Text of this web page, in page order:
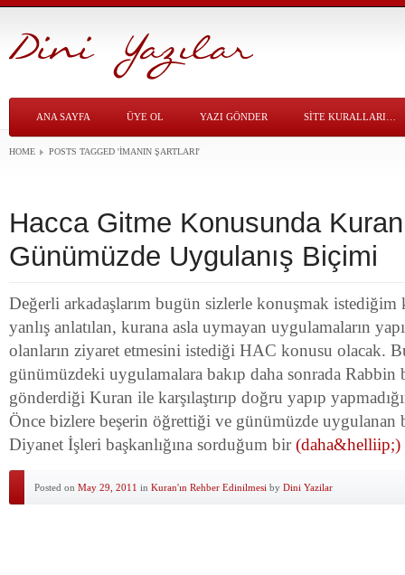
ANA SAYFA ÜYE OL YAZI GÖNDER SITE KURALLARI…
HOME POSTS TAGGED 'IMANIN ŞARTLARI'
Hacca Gitme Konusunda
Günümüzde Uygulanış Biçimi
Değerli arkadaşlarım bugün sizlerle konuşmak
yanlış anlatılan, kurana asla uymayan uygulamaların
olanların ziyaret etmesini istediği HAC konusu olacak.
günümüzdeki uygulamalara bakıp daha sonrada Rabbin
gönderdiği Kuran ile karşılaştırıp doğru yapıp
Önce bizlere beşerin öğrettiği ve günümüzde uygulanan
Diyanet İşleri başkanlığına sorduğum bir(daha&helliip;)
Posted on May 29, 2011 in Kuran'ın Rehber Edinilmesi by Dini Yazilar